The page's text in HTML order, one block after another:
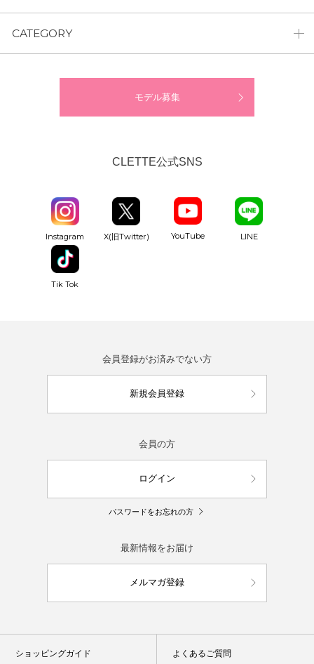
CATEGORY
モデル募集
CLETTE公式SNS
Instagram X(旧Twitter) YouTube LINE
Tik Tok
会員登録がお済みでない方
新規会員登録
会員の方
ログイン
パスワードをお忘れの方
最新情報をお届け
メルマガ登録
ショッピングガイド よくあるご質問